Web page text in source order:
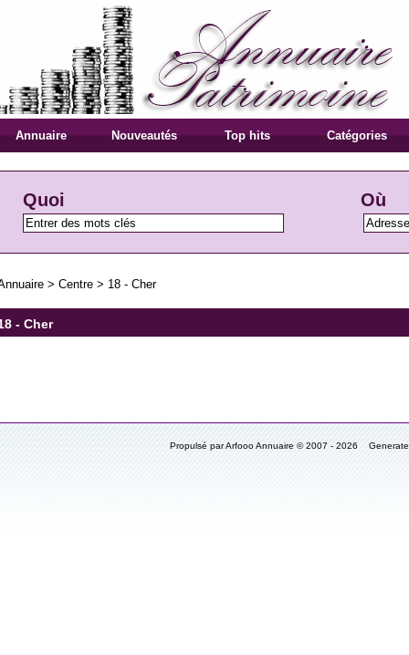
Annuaire Nouveautés Top hits Catégories
Quoi Où
> Centre > 18 - Cher
- Cher
Propulsé par Arfooo Annuaire © 2007 - 2026